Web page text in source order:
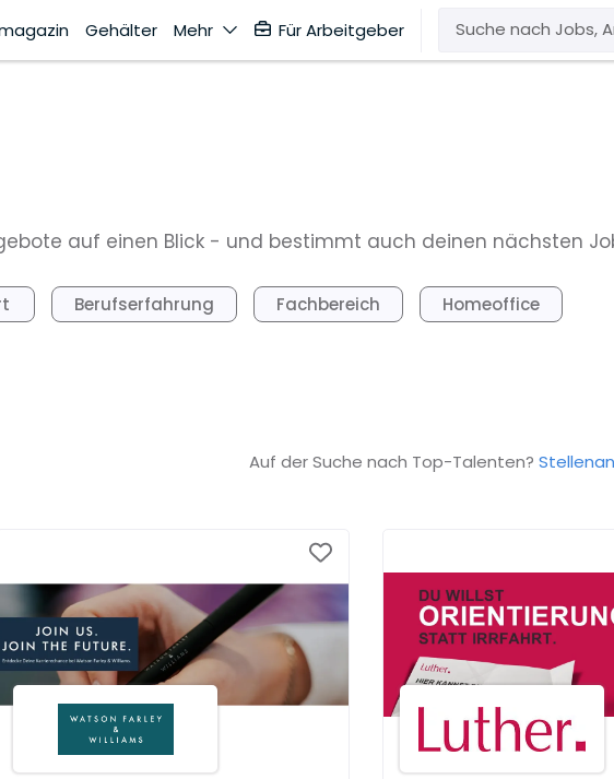
Gehälter Mehr Für Arbeitgeber
auf einen Blick - und bestimmt auch deinen nächsten
Berufserfahrung Fachbereich Homeoffice
Auf der Suche nach Top-Talenten?